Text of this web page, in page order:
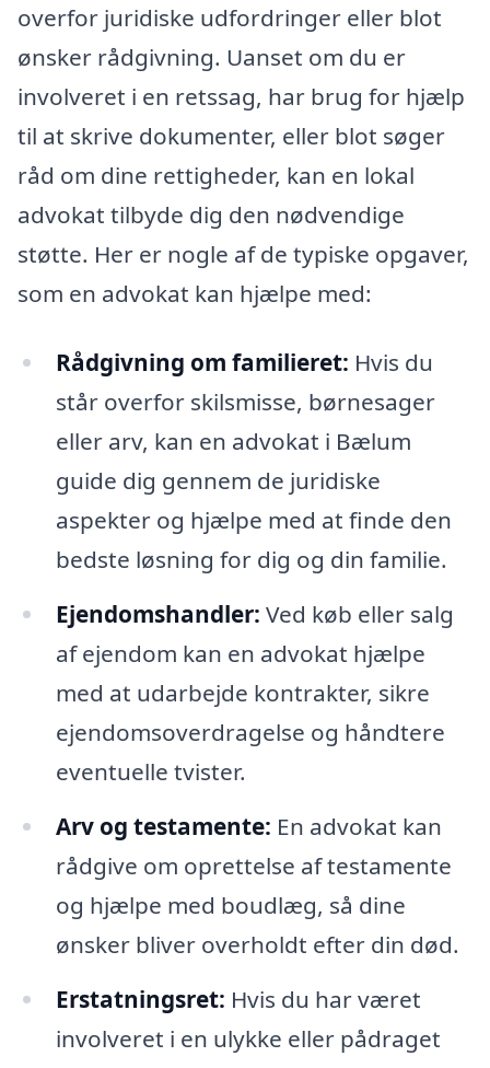
overfor juridiske udfordringer eller blot
ønsker rådgivning. Uanset om du er
involveret i en retssag, har brug for hjælp
til at skrive dokumenter, eller blot søger
råd om dine rettigheder, kan en lokal
advokat tilbyde dig den nødvendige
støtte. Her er nogle af de typiske opgaver,
som en advokat kan hjælpe med:
Rådgivning om familieret: Hvis du
står overfor skilsmisse, børnesager
eller arv, kan en advokat i Bælum
guide dig gennem de juridiske
aspekter og hjælpe med at finde den
bedste løsning for dig og din familie.
Ejendomshandler: Ved køb eller salg
af ejendom kan en advokat hjælpe
med at udarbejde kontrakter, sikre
ejendomsoverdragelse og håndtere
eventuelle tvister.
Arv og testamente: En advokat kan
rådgive om oprettelse af testamente
og hjælpe med boudlæg, så dine
ønsker bliver overholdt efter din død.
Erstatningsret: Hvis du har været
involveret i en ulykke eller pådraget